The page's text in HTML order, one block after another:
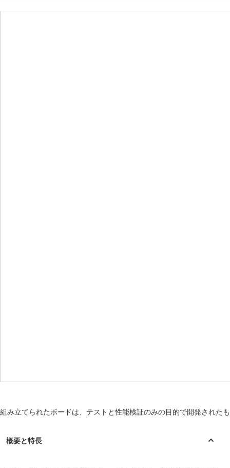
組み立てられたボードは、テストと性能検証のみの目的で開発された